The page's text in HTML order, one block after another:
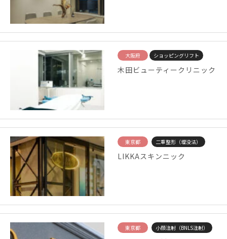
大阪府 ショッピングリフト
木田ビューティークリニック
東京都 二重整形（埋没法）
LIKKAスキンニック
東京都 小顔注射（BNLS注射）